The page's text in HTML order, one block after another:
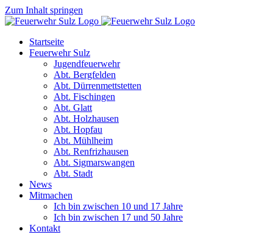
Zum Inhalt springen
Startseite
Feuerwehr Sulz
Jugendfeuerwehr
Abt. Bergfelden
Abt. Dürrenmettstetten
Abt. Fischingen
Abt. Glatt
Abt. Holzhausen
Abt. Hopfau
Abt. Mühlheim
Abt. Renfrizhausen
Abt. Sigmarswangen
Abt. Stadt
News
Mitmachen
Ich bin zwischen 10 und 17 Jahre
Ich bin zwischen 17 und 50 Jahre
Kontakt